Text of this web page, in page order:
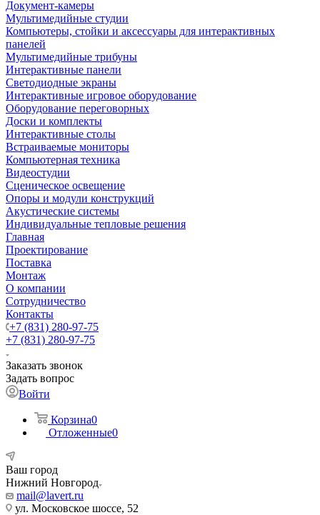
Документ-камеры
Мультимедийные студии
Компьютеры, стойки и аксессуары для интерактивных
панелей
Мультимедийные трибуны
Интерактивные панели
Светодиодные экраны
Интерактивные игровое оборудование
Оборудование переговорных
Доски и комплекты
Интерактивные столы
Встраиваемые мониторы
Компьютерная техника
Видеостудии
Cценическое освещение
Опоры и модули конструкций
Акустические системы
Индивидуальные тепловые решения
Главная
Проектирование
Поставка
Монтаж
О компании
Сотрудничество
Контакты
+7 (831) 280-97-75
+7 (831) 280-97-75
Заказать звонок
Задать вопрос
Войти
Корзина0
Отложенные0
Ваш город
Нижний Новгород
mail@lavert.ru
ул. Московское шоссе, 52